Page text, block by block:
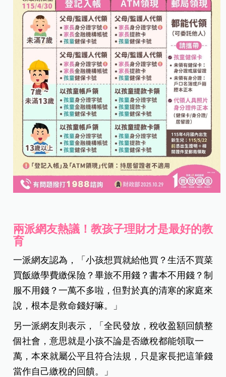
兩派網友熱議！教孩子理財才是最好的教
育
一派網友認為，「小孩想買就給他買？生活不買菜
買飯繳學費繳保險？畢旅不用錢？書本不用錢？制
服不用錢？一萬不多啦，但對於真的清寒的家庭來
說，根本是救命錢好嘛。」
另一派網友則表示，「全民發放，稅收盈額回饋整
個社會，意思就是小孩不論是否繳稅都能領取一
萬，本來就屬公平且符合法規，只是家長把這筆錢
當作自己繳稅的回饋。」